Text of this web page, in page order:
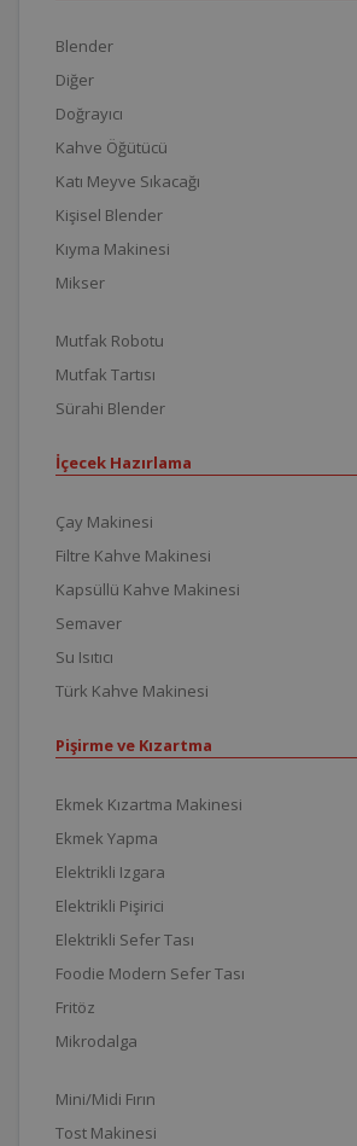
Blender
Diğer
Doğrayıcı
Kahve Öğütücü
Katı Meyve Sıkacağı
Kişisel Blender
Kıyma Makinesi
Mikser
Mutfak Robotu
Mutfak Tartısı
Sürahi Blender
İçecek Hazırlama
Çay Makinesi
Filtre Kahve Makinesi
Kapsüllü Kahve Makinesi
Semaver
Su Isıtıcı
Türk Kahve Makinesi
Pişirme ve Kızartma
Ekmek Kızartma Makinesi
Ekmek Yapma
Elektrikli Izgara
Elektrikli Pişirici
Elektrikli Sefer Tası
Foodie Modern Sefer Tası
Fritöz
Mikrodalga
Mini/Midi Fırın
Tost Makinesi